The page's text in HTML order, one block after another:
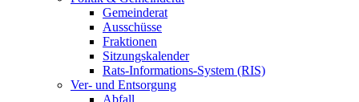
Gemeinderat
Ausschüsse
Fraktionen
Sitzungskalender
Rats-Informations-System (RIS)
Ver- und Entsorgung
Abfall